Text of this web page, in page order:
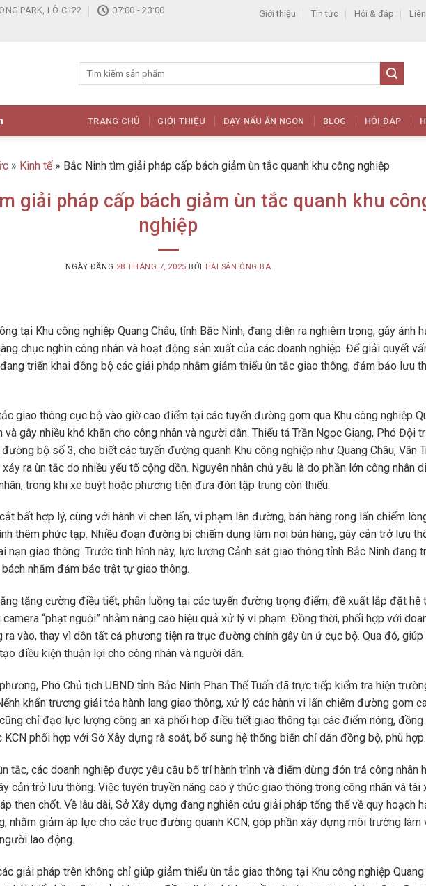
PARK, LÔ C122
07:00 - 23:00
Giới thiệu Tin tức Hỏi & đáp
TRANG CHỦ GIỚI THIỆU DẠY NẤU ĂN NGON BLOG HỎI ĐÁP
» Kinh tế» Bắc Ninh tìm giải pháp cấp bách giảm ùn tắc quanh khu công nghiệp
giải pháp cấp bách giảm ùn tắc quanh khu
nghiệp
NGÀY ĐĂNG 28 THÁNG 7, 2025 BỞI HẢI SẢN ÔNG BA
tại Khu công nghiệp Quang Châu, tỉnh Bắc Ninh, đang diễn ra nghiêm trọng, gây ảnh
chục nghìn công nhân và hoạt động sản xuất của các doanh nghiệp. Để giải quyết
triển khai đồng bộ các giải pháp nhằm giảm thiểu ùn tắc giao thông, đảm bảo lưu
giao thông cục bộ vào giờ cao điểm tại các tuyến đường gom qua Khu công nghiệp
và gây nhiều khó khăn cho công nhân và người dân. Thiếu tá Trần Ngọc Giang, Phó Đội
bộ số 3, cho biết các tuyến đường quanh Khu công nghiệp như Quang Châu, Vân
ra ùn tắc do nhiều yếu tố cộng dồn. Nguyên nhân chủ yếu là do phần lớn công nhân di
trong khi xe buýt hoặc phương tiện đưa đón tập trung còn thiếu.
bất hợp lý, cùng với hành vi chen lấn, vi phạm làn đường, bán hàng rong lấn chiếm
thêm phức tạp. Nhiều đoạn đường bị chiếm dụng làm nơi bán hàng, gây cản trở lưu
nạn giao thông. Trước tình hình này, lực lượng Cảnh sát giao thông tỉnh Bắc Ninh đang
nhằm đảm bảo trật tự giao thông.
tăng cường điều tiết, phân luồng tại các tuyến đường trọng điểm; đề xuất lắp đặt hệ
“phạt nguội” nhằm nâng cao hiệu quả xử lý vi phạm. Đồng thời, phối hợp với
ra vào, thay vì dồn tất cả phương tiện ra trục đường chính gây ùn ứ cục bộ. Qua đó,
điều kiện thuận lợi cho công nhân và người dân.
Phó Chủ tịch UBND tỉnh Bắc Ninh Phan Thế Tuấn đã trực tiếp kiểm tra hiện
khẩn trương giải tỏa hành lang giao thông, xử lý các hành vi lấn chiếm đường gom
chỉ đạo lực lượng công an xã phối hợp điều tiết giao thông tại các điểm nóng,
KCN phối hợp với Sở Xây dựng rà soát, bổ sung hệ thống biển chỉ dẫn đồng bộ, phù hợp.
tắc, các doanh nghiệp được yêu cầu bố trí hành trình và điểm dừng đón trả công nhân
cản trở lưu thông. Việc tuyên truyền nâng cao ý thức giao thông trong công nhân và tài
then chốt. Về lâu dài, Sở Xây dựng đang nghiên cứu giải pháp tổng thể về quy hoạch
nhằm giảm áp lực cho các trục đường quanh KCN, góp phần xây dựng môi trường làm
lao động.
giải pháp trên không chỉ giúp giảm thiểu ùn tắc giao thông tại Khu công nghiệp Quang